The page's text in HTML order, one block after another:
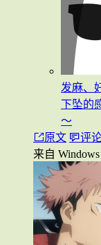
发麻、
下坠的
～
原文
评
来自 Windows